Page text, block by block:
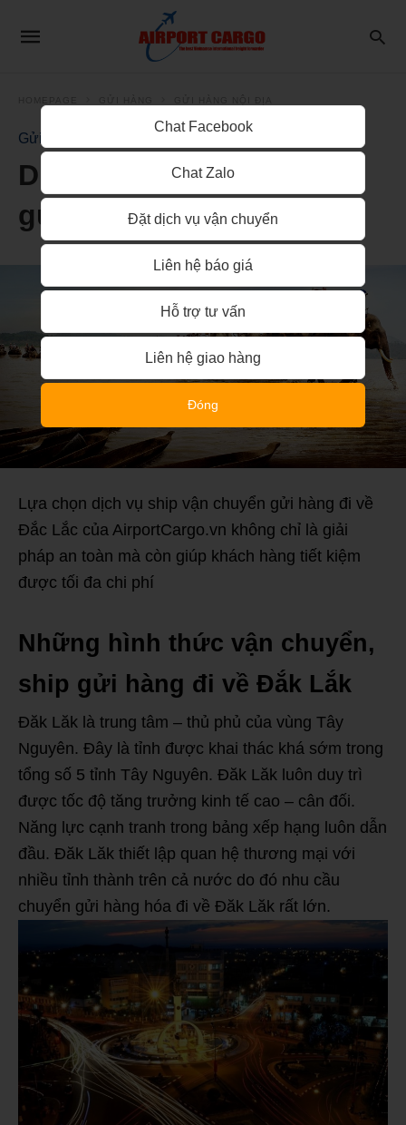
Gửi Hàng Nội Địa
Dịch vụ ship vận chuyển
gửi hàng đi ĐắK LắK
Lựa chọn dịch vụ ship vận chuyển gửi hàng đi về
Đắc Lắc của AirportCargo.vn không chỉ là giải
pháp an toàn mà còn giúp khách hàng tiết kiệm
được tối đa chi phí
Những hình thức vận chuyển,
ship gửi hàng đi về Đắk Lắk
Đăk Lăk là trung tâm – thủ phủ của vùng Tây
Nguyên. Đây là tỉnh được khai thác khá sớm trong
tổng số 5 tỉnh Tây Nguyên. Đăk Lăk luôn duy trì
được tốc độ tăng trưởng kinh tế cao – cân đối.
Năng lực cạnh tranh trong bảng xếp hạng luôn dẫn
đầu. Đăk Lăk thiết lập quan hệ thương mại với
nhiều tỉnh thành trên cả nước do đó nhu cầu
chuyển gửi hàng hóa đi về Đăk Lăk rất lớn.
Chat Facebook
Chat Zalo
Đặt dịch vụ vận chuyển
Liên hệ báo giá
Hỗ trợ tư vấn
Liên hệ giao hàng
Đóng